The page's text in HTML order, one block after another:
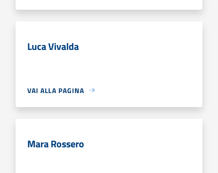
Luca Vivalda
VAI ALLA PAGINA
Mara Rossero